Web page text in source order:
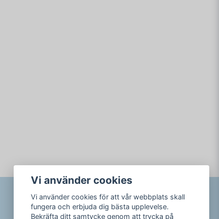
Vi använder cookies
Vi använder cookies för att vår webbplats skall
fungera och erbjuda dig bästa upplevelse.
Bekräfta ditt samtycke genom att trycka på